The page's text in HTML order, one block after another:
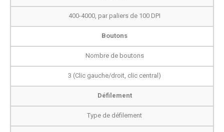
400-4000, par paliers de 100 DPI
Boutons
Nombre de boutons
3 (Clic gauche/droit, clic central)
Défilement
Type de défilement